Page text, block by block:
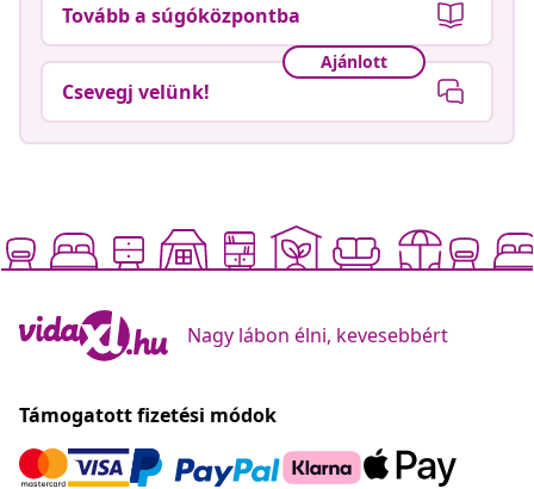
Tovább a súgóközpontba
Ajánlott
Csevegj velünk!
Nagy lábon élni, kevesebbért
Támogatott fizetési módok